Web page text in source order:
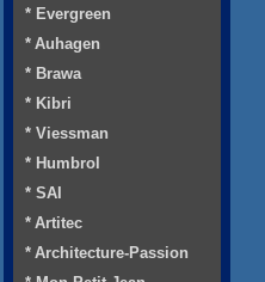
* Evergreen
* Auhagen
* Brawa
* Kibri
* Viessman
* Humbrol
* SAI
* Artitec
* Architecture-Passion